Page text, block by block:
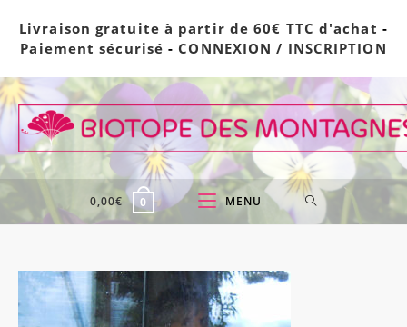
content
Livraison gratuite à partir de 60€ TTC d'achat -
Paiement sécurisé - CONNEXION / INSCRIPTION
0,00€ 0 MENU